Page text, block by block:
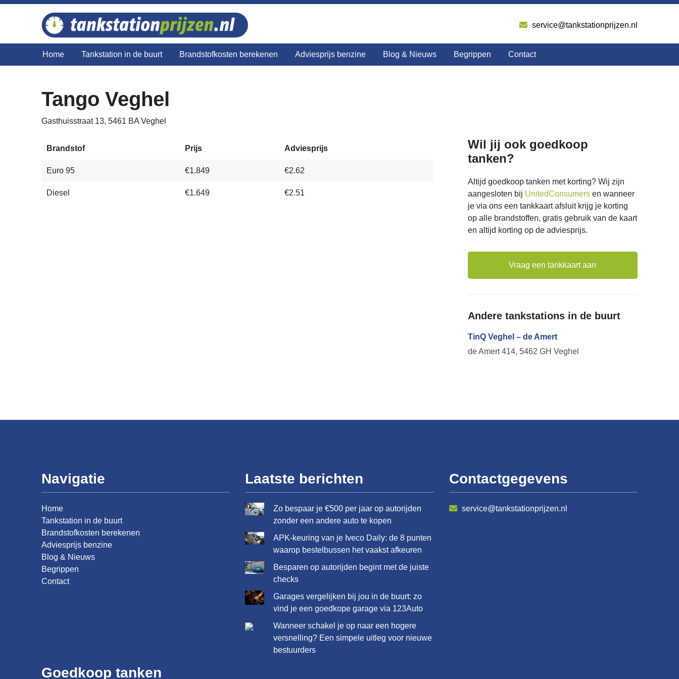
service@tankstationprijzen.nl
Home Tankstation in de buurt Brandstofkosten berekenen Adviesprijs benzine Blog & Nieuws Begrippen Contact
Tango Veghel
Gasthuisstraat 13, 5461 BA Veghel
Brandstof Prijs Adviesprijs
Euro 95 €1.849 €2.62
Diesel €1.649 €2.51
Wil jij ook goedkoop
tanken?
Altijd goedkoop tanken met korting? Wij zijn
aangesloten bij UnitedConsumersen wanneer
je via ons een tankkaart afsluit krijg je korting
op alle brandstoffen, gratis gebruik van de kaart
en altijd korting op de adviesprijs.
Vraag een tankkaart aan
Andere tankstations in de buurt
TinQ Veghel – de Amert
de Amert 414, 5462 GH Veghel
Navigatie
Home
Tankstation in de buurt
Brandstofkosten berekenen
Adviesprijs benzine
Blog & Nieuws
Begrippen
Contact
Laatste berichten
Zo bespaar je €500 per jaar op autorijden
zonder een andere auto te kopen
APK-keuring van je Iveco Daily: de 8 punten
waarop bestelbussen het vaakst afkeuren
Besparen op autorijden begint met de juiste
checks
Garages vergelijken bij jou in de buurt: zo
vind je een goedkope garage via 123Auto
Wanneer schakel je op naar een hogere
versnelling? Een simpele uitleg voor nieuwe
bestuurders
Contactgegevens
service@tankstationprijzen.nl
Goedkoop tanken